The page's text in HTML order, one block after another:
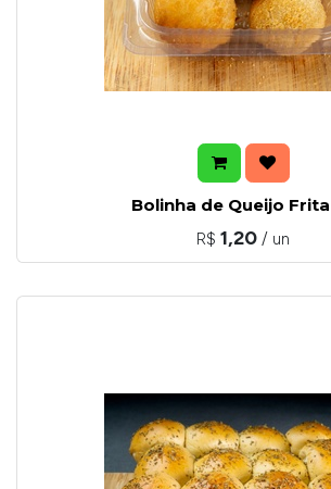
Bolinha de Queijo
R$ 1,20 / un